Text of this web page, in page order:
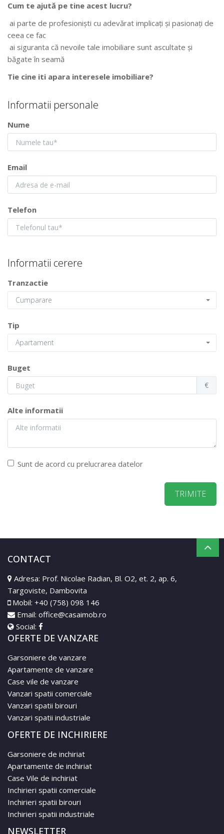
Cum te ajută pe tine acest lucru?
ai parte de profesionişti cu adevărat implicaţi şi pasionaţi de
ceea ce fac
ai siguranta că nevoile tale imobiliare sunt ascultate şi
băgate în seamă
Tie cine iti apara interesele imobiliare?
Informatii personale
Nume
Email
Telefon
Informatii cerere
Tranzactie
Cumparare
Tip
Apartament
Buget
€
Alte informatii
Sunt de acord cu prelucrarea datelor
CONTACT
Adresa: Prof. Nicolae Radian, Bl. O2, et. 2, ap. 6,
Targoviste, Dambovita
Mobil: +40 (758) 098 146
Email: office@casaimob.ro
Social:
OFERTE DE VANZARE
Garsoniere de vanzare
Apartamente de vanzare
Case vile de vanzare
Vanzari spatii comerciale
Vanzari spatii birouri
Vanzari spatii industriale
OFERTE DE INCHIRIERE
Garsoniere de inchiriat
Apartamente de inchiriat
Case Vile de inchiriat
Inchirieri spatii comerciale
Inchirieri spatii birouri
Inchirieri spatii industriale
NEWSLETTER